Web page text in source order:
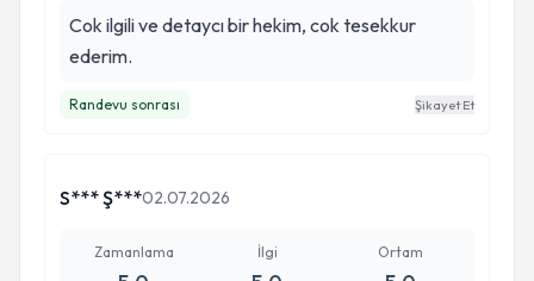
Cok ilgili ve detaycı bir hekim, cok tesekkur
ederim.
Randevu sonrası Şikayet Et
S*** Ş***02.07.2026
Zamanlama İlgi Ortam